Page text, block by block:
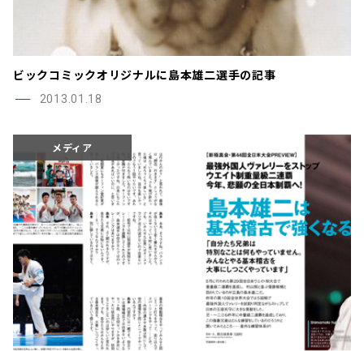
ビックコミックオリジナルに島本雄二選手の記事
2013.01.18
メディア